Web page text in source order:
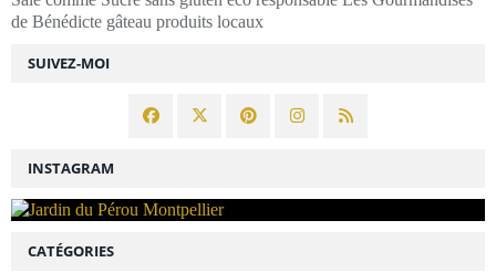
SUIVEZ-MOI
de Bénédicte gâteau produits locaux
INSTAGRAM
CATÉGORIES